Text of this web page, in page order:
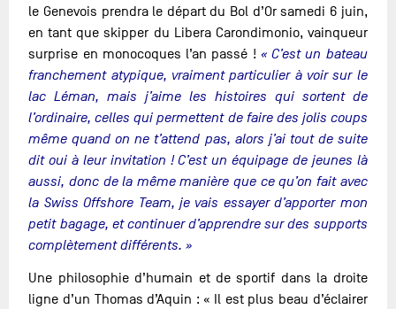
le Genevois prendra le départ du Bol d’Or samedi 6 juin,
en tant que skipper du Libera Carondimonio, vainqueur
surprise en monocoques l’an passé ! « C’est un bateau
franchement atypique, vraiment particulier à voir sur le
lac Léman, mais j’aime les histoires qui sortent de
l’ordinaire, celles qui permettent de faire des jolis coups
même quand on ne t’attend pas, alors j’ai tout de suite
dit oui à leur invitation ! C’est un équipage de jeunes là
aussi, donc de la même manière que ce qu’on fait avec
la Swiss Offshore Team, je vais essayer d’apporter mon
petit bagage, et continuer d’apprendre sur des supports
complètement différents. »
Une philosophie d’humain et de sportif dans la droite
ligne d’un Thomas d’Aquin : « Il est plus beau d’éclairer